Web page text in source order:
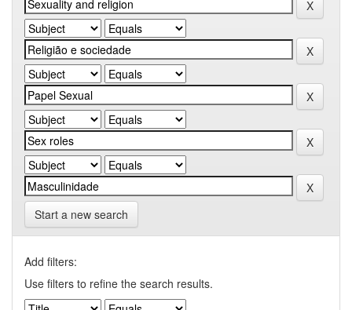
Start a new search
Add filters:
Use filters to refine the search results.